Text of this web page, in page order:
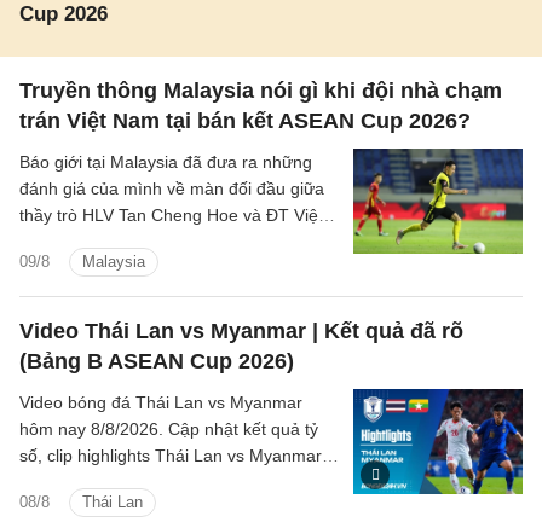
Cup 2026
Truyền thông Malaysia nói gì khi đội nhà chạm
trán Việt Nam tại bán kết ASEAN Cup 2026?
09/8 Malaysia
Báo giới tại Malaysia đã đưa ra những
đánh giá của mình về màn đối đầu giữa
thầy trò HLV Tan Cheng Hoe và ĐT Việt
sắp tới.
Video Thái Lan vs Myanmar | Kết quả đã rõ
(Bảng B ASEAN Cup 2026)
08/8 Thái Lan
Video bóng đá Thái Lan vs Myanmar
hôm nay 8/8/2026. Cập nhật kết quả tỷ
số, clip highlights Thái Lan vs Myanmar
huống trên sân.